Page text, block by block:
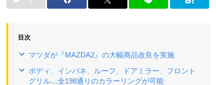
目次
マツダが『MAZDA2』の大幅商品改良を実施
ボディ、インパネ、ルーフ、ドアミラー、フロント
グリル…全198通りのカラーリングが可能